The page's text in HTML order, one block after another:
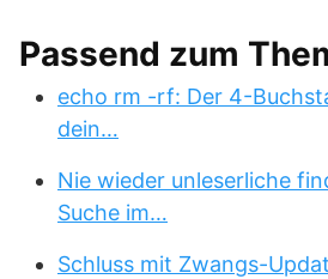
Passend zum
echo rm -rf: Der 4-
dein…
Nie wieder unleserliche
Suche im…
Schluss mit Zwangs-